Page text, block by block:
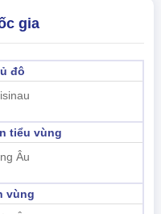
gia
đô
tiểu vùng
Âu
vùng